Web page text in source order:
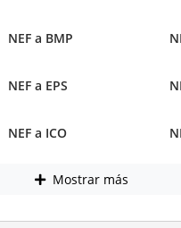
NEF a BMP
NEF a EPS
NEF a ICO
Mostrar más